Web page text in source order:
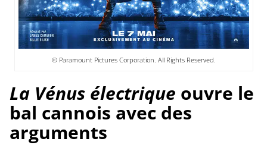
© Paramount Pictures Corporation. All Rights Reserved.
La Vénus électrique ouvre le
bal cannois avec des
arguments